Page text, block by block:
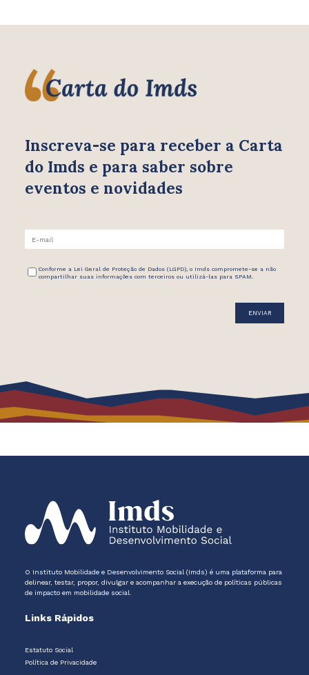
Inscreva-se para receber a Carta
do Imds e para saber sobre
eventos e novidades
Conforme a Lei Geral de Proteção de Dados (LGPD), o Imds compromete-se a não
compartilhar suas informações com terceiros ou utilizá-las para SPAM.
O Instituto Mobilidade e Desenvolvimento Social (Imds) é uma plataforma para
delinear, testar, propor, divulgar e acompanhar a execução de políticas públicas
de impacto em mobilidade social.
Links Rápidos
Estatuto Social
Política de Privacidade